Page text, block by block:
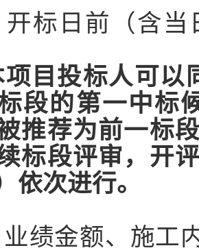
开标日前（含当
项目投标人可以
段的第一中标
推荐为前一标
标段评审，开
依次进行。
业绩金额、施工